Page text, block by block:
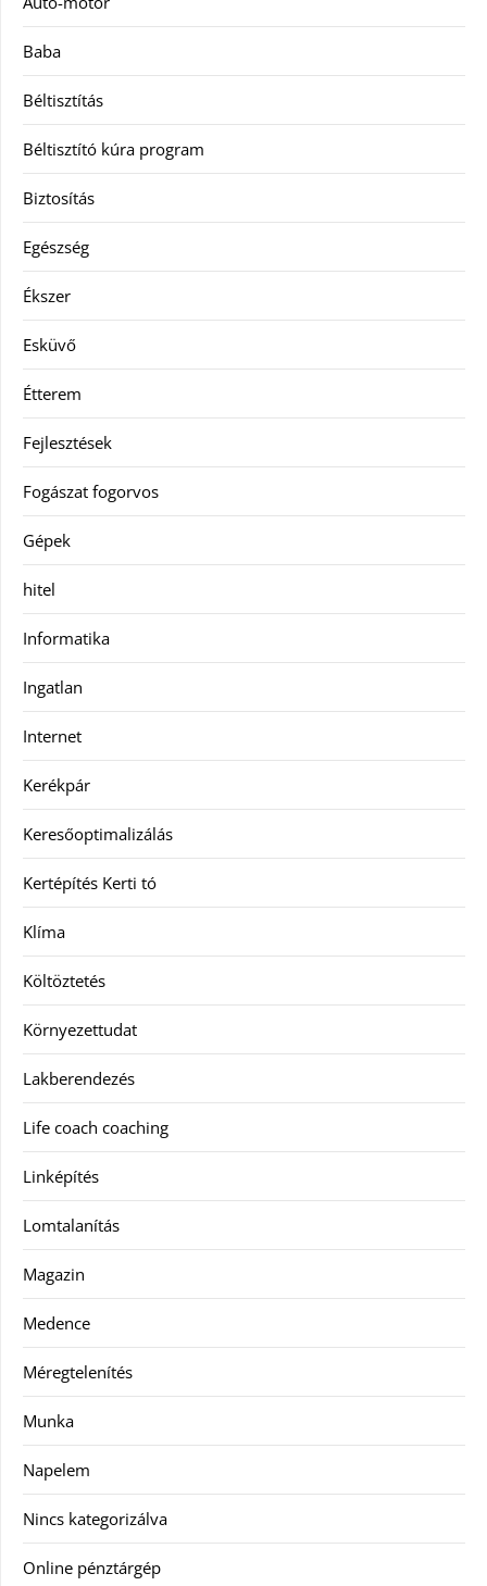
Baba
Béltisztítás
Béltisztító kúra program
Biztosítás
Egészség
Ékszer
Esküvő
Étterem
Fejlesztések
Fogászat fogorvos
Gépek
hitel
Informatika
Ingatlan
Internet
Kerékpár
Keresőoptimalizálás
Kertépítés Kerti tó
Klíma
Költöztetés
Környezettudat
Lakberendezés
Life coach coaching
Linképítés
Lomtalanítás
Magazin
Medence
Méregtelenítés
Munka
Napelem
Nincs kategorizálva
Online pénztárgép